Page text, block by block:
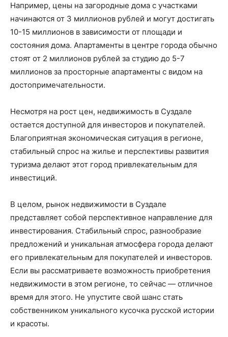
Например, цены на загородные дома с участками
начинаются от 3 миллионов рублей и могут достигать
10-15 миллионов в зависимости от площади и
состояния дома. Апартаменты в центре города обычно
стоят от 2 миллионов рублей за студию до 5-7
миллионов за просторные апартаменты с видом на
достопримечательности.
Несмотря на рост цен, недвижимость в Суздале
остается доступной для инвесторов и покупателей.
Благоприятная экономическая ситуация в регионе,
стабильный спрос на жилье и перспективы развития
туризма делают этот город привлекательным для
инвестиций.
В целом, рынок недвижимости в Суздале
представляет собой перспективное направление для
инвестирования. Стабильный спрос, разнообразие
предложений и уникальная атмосфера города делают
его привлекательным для покупателей и инвесторов.
Если вы рассматриваете возможность приобретения
недвижимости в этом регионе, то сейчас — отличное
время для этого. Не упустите свой шанс стать
собственником уникального кусочка русской истории
и красоты.